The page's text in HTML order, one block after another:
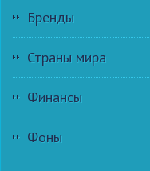
Бренды
Страны мира
Финансы
Фоны